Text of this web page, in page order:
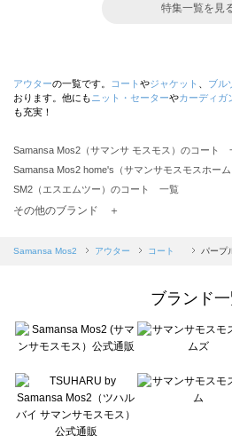
特集一覧を見
アウターの一覧です。 コート やジャケット ブル
おります。他にも ニット・セーターやカーディガ
も充実！
Samansa Mos2（サマンサ モスモス）のコート
Samansa Mos2 home's（サマンサモスモスホー
SM2（エスエムツー）のコート 一覧
TSUHARU by Samansa Mos2（ツハルバイサマ
Samansa Mos2 blue（サマンサモスモス ブルー
sō4ū（ソウフォーユー）のコート 一覧
Te chichi（テチチ）のコート 一覧
Te chichi CLASSIC（テチチ クラシック）のコー
Lugnoncure（ルノンキュール）のコート 一覧
BETTY'S BLUE（べティーズブルー）のコート 一
Wpc.（ワールドパーティー）のコート 一覧
その他のブランド ＋
Samansa Mos2 アウター コート パープ
ブランド